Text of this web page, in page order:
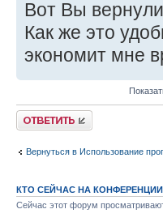
Вот Вы
Как же это
экономит мне
Ответить
Вернуться в Использование
КТО СЕЙЧАС НА КОНФЕРЕНЦИИ
Сейчас этот форум